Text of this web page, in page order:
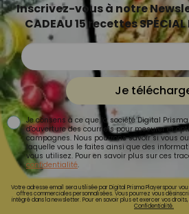
Inscrivez-vous à notre
CADEAU 15 recettes SPÉCIAL
Je
Je consens à ce que la société Digital
d'ouverture des courriels pour mesurer et
campagnes. Nous pourrons savoir si vous
laquelle vous le faites ainsi que des
vous utilisez. Pour en savoir plus sur ces
confidentialité.
Votre adresse email sera utilisée par Digital Prisma Playerspour
offres commerciales personnalisées. Vous pourrez vous
intégré dans la newsletter. Pour en savoir plus et exercer vos
Confidentialité.